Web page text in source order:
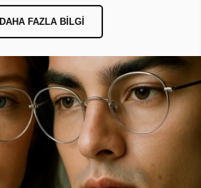
DAHA FAZLA BILGI